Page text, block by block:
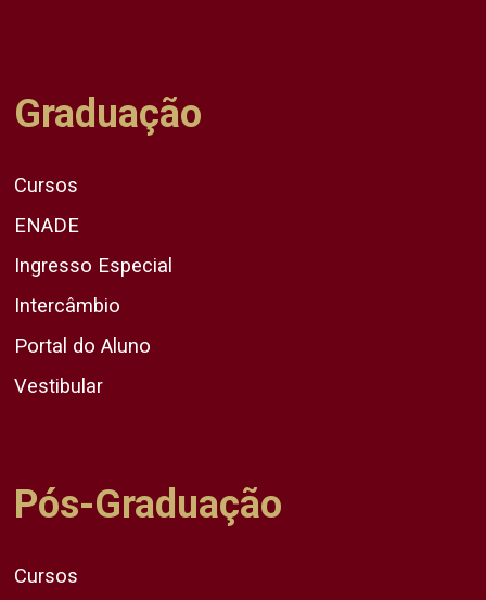
Graduação
Cursos
ENADE
Ingresso Especial
Intercâmbio
Portal do Aluno
Vestibular
Pós-Graduação
Cursos